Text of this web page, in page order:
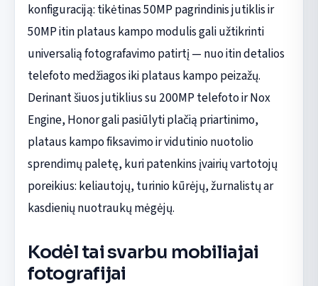
konfiguraciją: tikėtinas 50MP pagrindinis jutiklis ir
50MP itin plataus kampo modulis gali užtikrinti
universalią fotografavimo patirtį — nuo itin detalios
telefoto medžiagos iki plataus kampo peizažų.
Derinant šiuos jutiklius su 200MP telefoto ir Nox
Engine, Honor gali pasiūlyti plačią priartinimo,
plataus kampo fiksavimo ir vidutinio nuotolio
sprendimų paletę, kuri patenkins įvairių vartotojų
poreikius: keliautojų, turinio kūrėjų, žurnalistų ar
kasdienių nuotraukų mėgėjų.
Kodėl tai svarbu mobiliajai
fotografijai